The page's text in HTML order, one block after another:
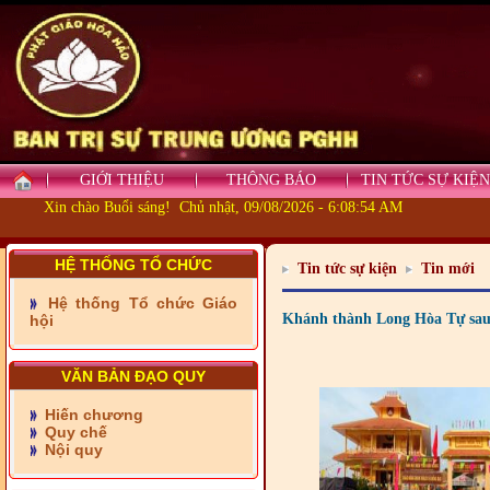
GIỚI THIỆU THÔNG BÁO
TIN TỨC SỰ KIỆN
Xin chào Buổi sáng! Chủ nhật, 09/08/2026 - 6:08:55 AM
HỆ THỐNG TỔ CHỨC
Hệ thống Tổ chức Giáo
hội
VĂN BẢN ĐẠO QUY
Hiến chương
Quy chế
Nội quy
- Những tấm lòng thiện
nguyện vùng biên
PHƯỚC TỈNH ĐỒNG NAI
TIẾP SỨC ĐẾN TRƯỜNG
- Xã Châu Phú khánh
thành cầu Kênh 7 - Nam
kênh Quốc Gia
- Xã Phú Lâm bàn giao 9
- KHỞI CÔNG XÂY CẦU
TỈNH VĨNH LONG
Tin tức sự kiện Tin mới
Khánh thành Long Hòa Tự